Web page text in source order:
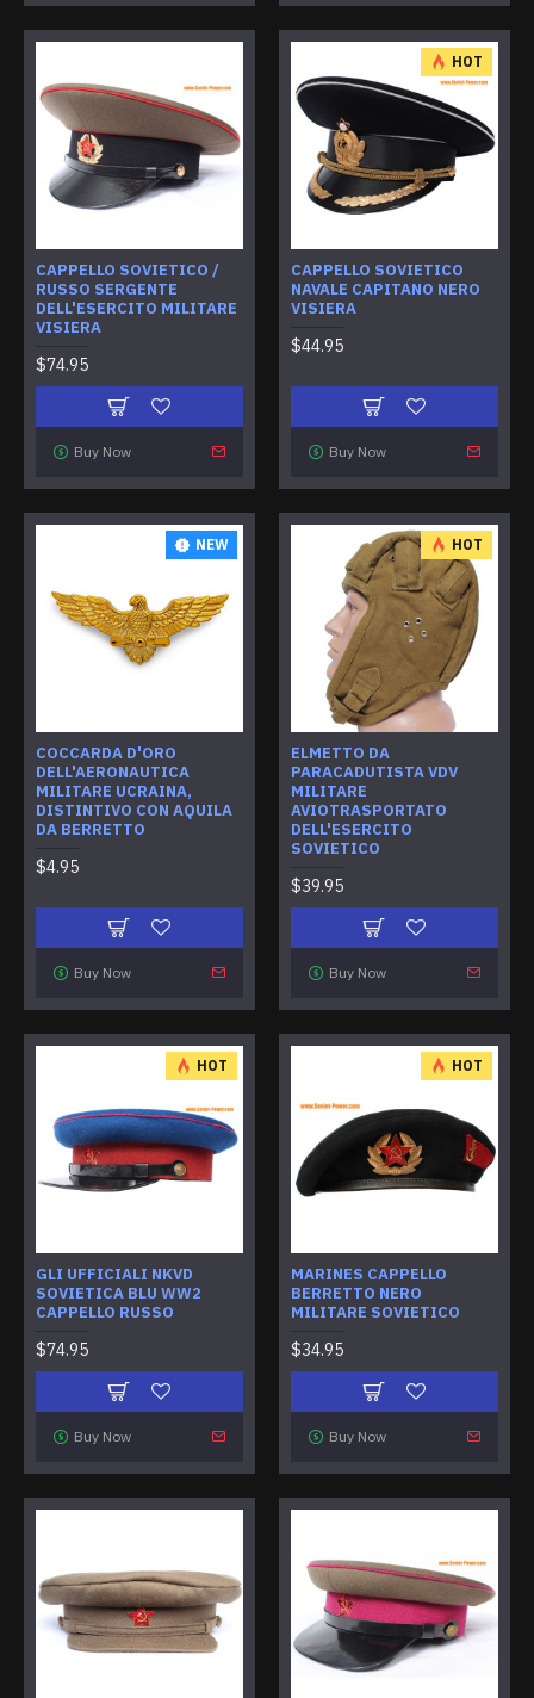
CAPPELLO SOVIETICO /
RUSSO SERGENTE
DELL'ESERCITO MILITARE
VISIERA
$74.95
Buy Now
HOT
CAPPELLO SOVIETICO
NAVALE CAPITANO NERO
VISIERA
$44.95
Buy Now
NEW
COCCARDA D'ORO
DELL'AERONAUTICA
MILITARE UCRAINA,
DISTINTIVO CON AQUILA
DA BERRETTO
$4.95
Buy Now
HOT
ELMETTO DA
PARACADUTISTA VDV
MILITARE
AVIOTRASPORTATO
DELL'ESERCITO
SOVIETICO
$39.95
Buy Now
HOT
GLI UFFICIALI NKVD
SOVIETICA BLU WW2
CAPPELLO RUSSO
$74.95
Buy Now
HOT
MARINES CAPPELLO
BERRETTO NERO
MILITARE SOVIETICO
$34.95
Buy Now